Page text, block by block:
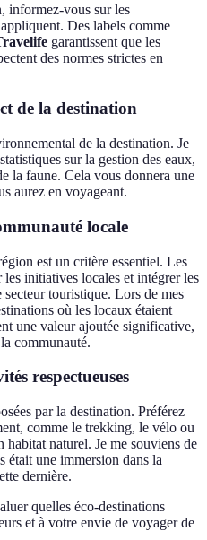
informez-vous sur les
Des labels comme
garantissent que les
des normes strictes en
de la destination
de la destination. Je
sur la gestion des eaux,
la faune. Cela vous donnera une
aurez en voyageant.
locale
est un critère essentiel. Les
initiatives locales et intégrer les
touristique. Lors de mes
où les locaux étaient
une valeur ajoutée significative,
communauté.
respectueuses
par la destination. Préférez
comme le trekking, le vélo ou
habitat naturel. Je me souviens de
était une immersion dans la
dernière.
quelles éco-destinations
et à votre envie de voyager de